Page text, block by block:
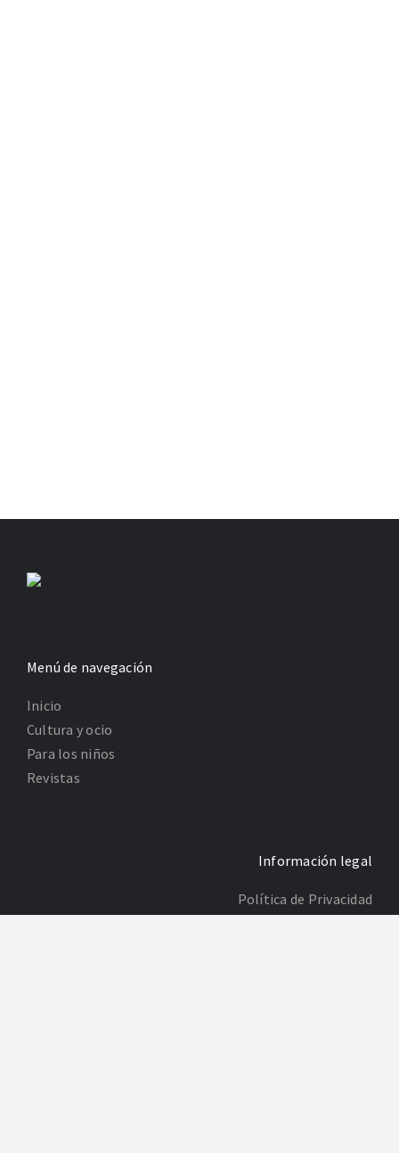
Menú de navegación
Inicio
Cultura y ocio
Para los niños
Revistas
Información legal
Política de Privacidad